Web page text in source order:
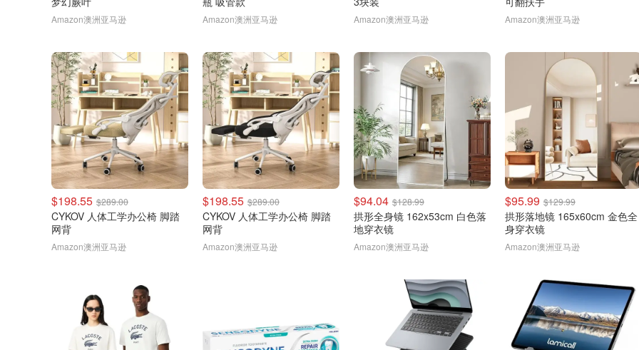
Amazon澳洲亚马逊 Amazon澳洲亚马逊 Amazon澳洲亚马逊 Amazon澳洲亚马逊
$198.55 $289.00
CYKOV 人体工学办公椅 脚踏
网背
Amazon澳洲亚马逊
$198.55 $289.00
CYKOV 人体工学办公椅 脚踏
网背
Amazon澳洲亚马逊
$94.04 $128.99
拱形全身镜 162x53cm 白色落
地穿衣镜
Amazon澳洲亚马逊
$95.99 $129.99
拱形落地镜 165x60cm 金色全
身穿衣镜
Amazon澳洲亚马逊